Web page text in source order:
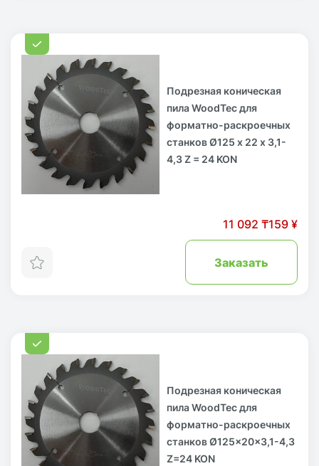
Подрезная коническая
пила WoodTec для
форматно-раскроечных
станков Ø125 х 22 х 3,1-
4,3 Z = 24 KON
11 092 ₸159 ¥
Заказать
Подрезная коническая
пила WoodTec для
форматно-раскроечных
станков Ø125x20x3,1-4,3
Z=24 KON